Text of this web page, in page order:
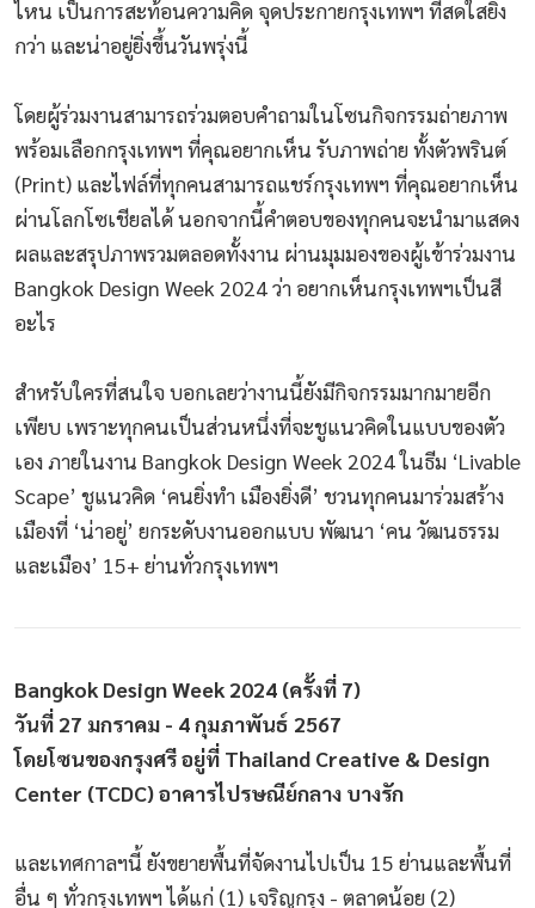
ไหน เป็นการสะท้อนความคิด จุดประกายกรุงเทพฯ ที่สดใสยิ่ง
กว่า และน่าอยู่ยิ่งขึ้นวันพรุ่งนี้
โดยผู้ร่วมงานสามารถร่วมตอบคำถามในโซนกิจกรรมถ่ายภาพ
พร้อมเลือกกรุงเทพฯ ที่คุณอยากเห็น รับภาพถ่าย ทั้งตัวพรินต์
(Print) และไฟล์ที่ทุกคนสามารถแชร์กรุงเทพฯ ที่คุณอยากเห็น
ผ่านโลกโซเชียลได้ นอกจากนี้คำตอบของทุกคนจะนำมาแสดง
ผลและสรุปภาพรวมตลอดทั้งงาน ผ่านมุมมองของผู้เข้าร่วมงาน
Bangkok Design Week 2024 ว่า อยากเห็นกรุงเทพฯเป็นสี
อะไร
สำหรับใครที่สนใจ บอกเลยว่างานนี้ยังมีกิจกรรมมากมายอีก
เพียบ เพราะทุกคนเป็นส่วนหนึ่งที่จะชูแนวคิดในแบบของตัว
เอง ภายในงาน Bangkok Design Week 2024 ในธีม ‘Livable
Scape’ ชูแนวคิด ‘คนยิ่งทำ เมืองยิ่งดี’ ชวนทุกคนมาร่วมสร้าง
เมืองที่ ‘น่าอยู่’ ยกระดับงานออกแบบ พัฒนา ‘คน วัฒนธรรม
และเมือง’ 15+ ย่านทั่วกรุงเทพฯ
Bangkok Design Week 2024 (ครั้งที่ 7)
วันที่ 27 มกราคม - 4 กุมภาพันธ์ 2567
โดยโซนของกรุงศรี อยู่ที่ Thailand Creative & Design
Center (TCDC) อาคารไปรษณีย์กลาง บางรัก
และเทศกาลฯนี้ ยังขยายพื้นที่จัดงานไปเป็น 15 ย่านและพื้นที่
อื่น ๆ ทั่วกรุงเทพฯ ได้แก่ (1) เจริญกรุง - ตลาดน้อย (2)